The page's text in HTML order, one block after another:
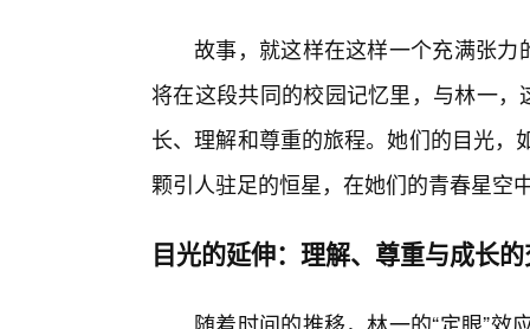
故事，就这样在这样一个充满张力
将在这段共同的校园记忆里，与林一
长、理解和尊重的旅程。她们的目光
颗引人驻足的恒星，在她们的青春星空
目光的延伸：理解、尊重与成长